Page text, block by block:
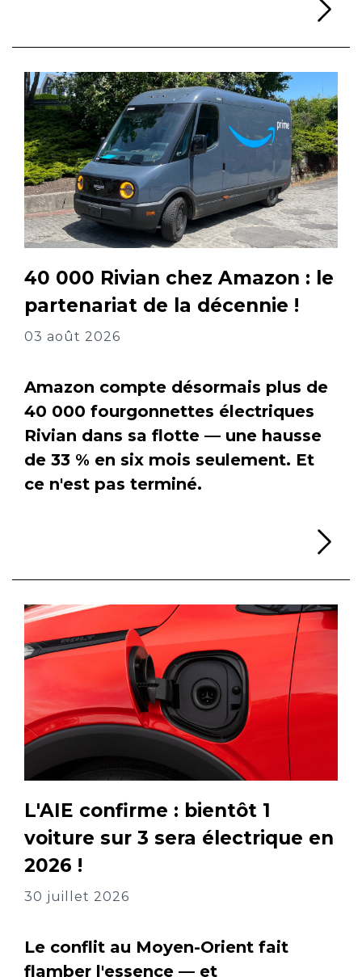
40 000 Rivian chez Amazon : le
partenariat de la décennie !
03 août 2026
Amazon compte désormais plus de
40 000 fourgonnettes électriques
Rivian dans sa flotte — une hausse
de 33 % en six mois seulement. Et
ce n'est pas terminé.
L'AIE confirme : bientôt 1
voiture sur 3 sera électrique en
2026 !
30 juillet 2026
Le conflit au Moyen-Orient fait
flamber l'essence — et